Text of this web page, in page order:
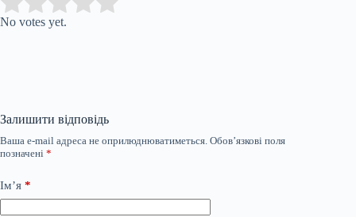
Rate this item:
No votes yet.
Залишити відповідь
Ваша e-mail адреса не оприлюднюватиметься. Обов’язкові поля
позначені *
Ім’я *